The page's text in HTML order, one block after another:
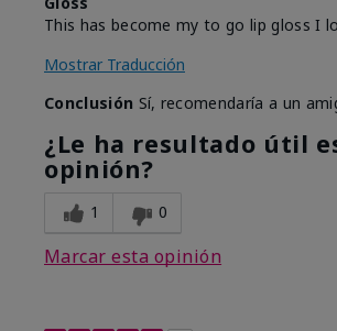
This has become my to go lip gloss I
Mostrar Traducción
Conclusión Sí, recomendaría a un
¿Le ha resultado útil
opinión?
1 0
Marcar esta opinión